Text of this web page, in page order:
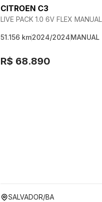
CITROEN C3
LIVE PACK 1.0 6V FLEX MANUAL
51.156 km2024/2024MANUAL
R$ 68.890
SALVADOR/BA